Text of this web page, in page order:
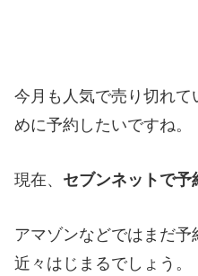
今月も人気で売り切れ
めに予約したいですね。
現在、 セブンネットで予
アマゾンなどではまだ予
近々はじまるでしょう。